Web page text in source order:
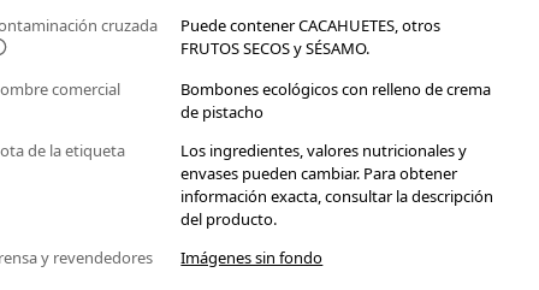
cruzada
Puede contener CACAHUETES, otros
FRUTOS SECOS y SÉSAMO.
comercial
Bombones ecológicos con relleno de crema
de pistacho
de la etiqueta
Los ingredientes, valores nutricionales y
envases pueden cambiar. Para obtener
información exacta, consultar la descripción
del producto.
y revendedores
Imágenes sin fondo